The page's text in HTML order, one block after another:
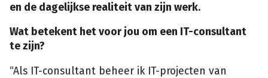
en de dagelijkse realiteit van zijn werk.
Wat betekent het voor jou om een IT-consultant
te zijn?
“Als IT-consultant beheer ik IT-projecten van